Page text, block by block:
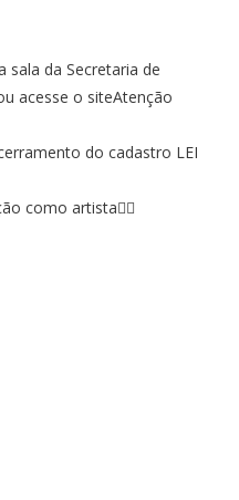
sala da Secretaria de
acesse o siteAtenção
do cadastro LEI
como artista👇🏾